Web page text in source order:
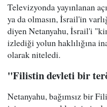
Televizyonda yayınlanan
ya da olmasın, İsrail'in
diyen Netanyahu, İsrail'i
izlediği yolun haklılığına
olarak niteledi.
"Filistin devleti bir
Netanyahu, bağımsız bir